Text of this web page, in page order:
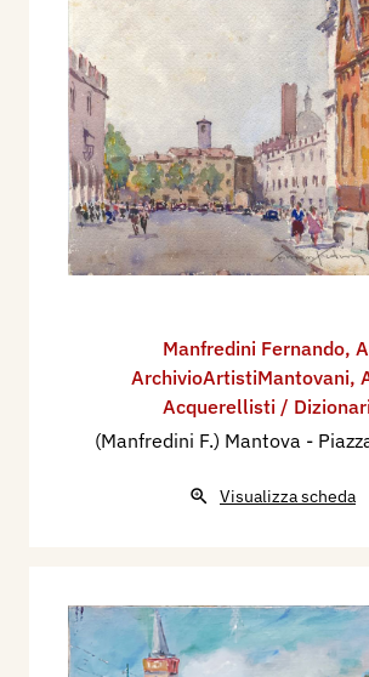
Manfredini Fernando,
ArchivioArtistiMantovani,
Acquerellisti /
(Manfredini F.) Mantova -
Visualizza scheda